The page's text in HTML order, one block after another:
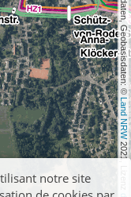
, Kartendaten, Geobasisdaten: ©
Land NRW
2021, Lizenz
notre site